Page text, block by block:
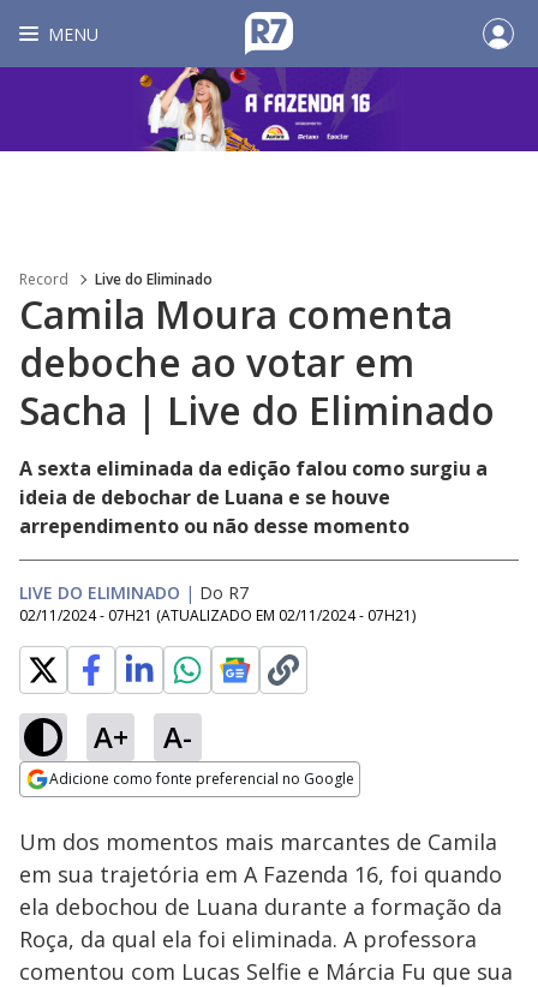
MENU
Record Live do Eliminado
Camila Moura comenta
deboche ao votar em
Sacha | Live do Eliminado
A sexta eliminada da edição falou como surgiu a
ideia de debochar de Luana e se houve
arrependimento ou não desse momento
LIVE DO ELIMINADO | Do R7
02/11/2024 - 07H21 (ATUALIZADO EM 02/11/2024 - 07H21)
A+ A-
Adicione como fonte preferencial no Google
Ativar
Loaded
26.55%
Um dos momentos mais marcantes de Camila
em sua trajetória em A Fazenda 16, foi quando
ela debochou de Luana durante a formação da
Roça, da qual ela foi eliminada. A professora
comentou com Lucas Selfie e Márcia Fu que sua